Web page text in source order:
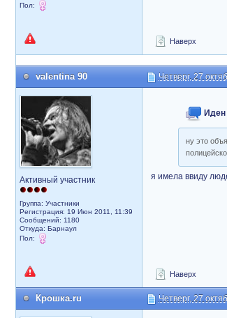
Пол:
Наверх
valentina 90 Четверг, 27
Активный участник
Группа: Участники
Регистрация: 19 Июн 2011, 11:39
Сообщений: 1180
Откуда: Барнаул
Пол:
Иден
ну это
я имела ввиду
Наверх
Крошка.ru Четверг, 27